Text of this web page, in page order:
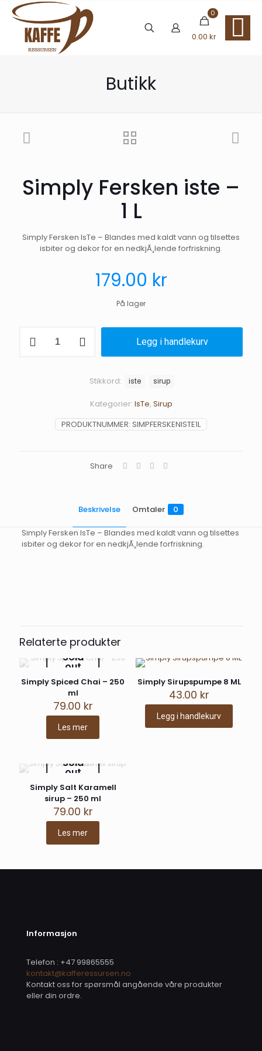
0
0.00 kr
Butikk
Simply Fersken iste –
1 L
Simply Fersken IsTe – Blandes med kaldt vann og tilsettes
isbiter og dekor for en nedkjÃ¸lende forfriskning.
179.00 kr
På lager
Fersken
Legg i handlekurv
PRODUKTNUMMER: SIMPFERSKENISTE1L
Kategorier: IsTe, Sirup
Stikkord: iste sirup
Share
Beskrivelse Omtaler 0
Simply Fersken IsTe – Blandes med kaldt vann og tilsettes
isbiter og dekor for en nedkjÃ¸lende forfriskning.
Fersken iste – 1 L»
Din e-postadresse vil ikke bli publisert. Obligatoriske felt er
Vurderingen din
Relaterte produkter
Sold
out
Simply Spiced Chai – 250
ml
79.00 kr
Les mer
Simply Sirupspumpe 8 ML
43.00 kr
Legg i handlekurv
Sold
out
Simply Salt Karamell
sirup – 250 ml
79.00 kr
Les mer
Informasjon
Telefon : +47 99865555
kontakt@kafferessursen.no
Kontakt oss for spørsmål angående våre produkter
eller din ordre.